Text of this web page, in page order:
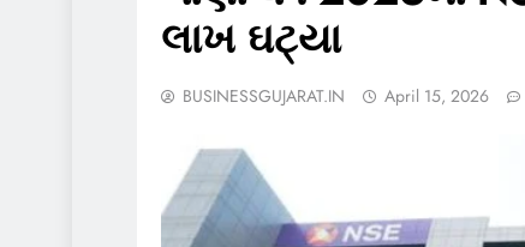
લાખ ઘટ્યા
BUSINESSGUJARAT.IN April 15, 2026